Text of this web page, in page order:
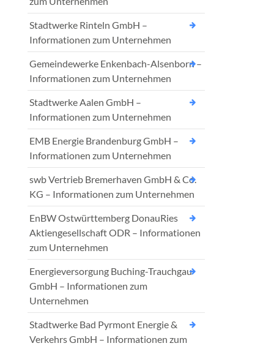
Stadtwerke Rinteln GmbH –
Informationen zum Unternehmen
Gemeindewerke Enkenbach-Alsenborn –
Informationen zum Unternehmen
Stadtwerke Aalen GmbH –
Informationen zum Unternehmen
EMB Energie Brandenburg GmbH –
Informationen zum Unternehmen
swb Vertrieb Bremerhaven GmbH & Co.
KG – Informationen zum Unternehmen
EnBW Ostwürttemberg DonauRies
Aktiengesellschaft ODR – Informationen
zum Unternehmen
Energieversorgung Buching-Trauchgau
GmbH – Informationen zum
Unternehmen
Stadtwerke Bad Pyrmont Energie &
Verkehrs GmbH – Informationen zum